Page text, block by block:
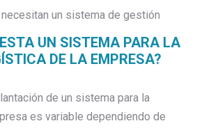
UN SISTEMA PARA LA
DE LA EMPRESA?
de un sistema para la
es variable dependiendo de